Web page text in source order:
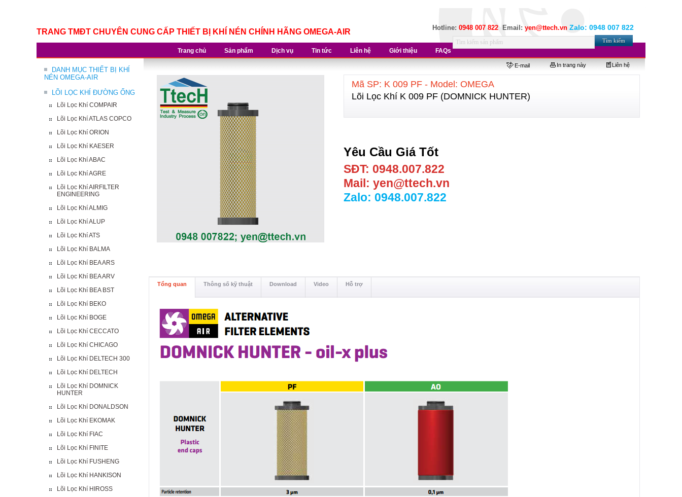
Hotline: 0948 007 822 Email: yen@ttech.vn Zalo: 0948 007 822
TRANG TMĐT CHUYÊN CUNG CẤP THIẾT BỊ KHÍ NÉN CHÍNH HÃNG OMEGA-AIR
Trang chủ Sản phẩm Dịch vụ Tin tức Liên hệ Giới thiệu FAQs
DANH MỤC THIẾT BỊ KHÍ
NÉN OMEGA-AIR
LÕI LỌC KHÍ ĐƯỜNG ỐNG
Lõi Lọc Khí COMPAIR
Lõi Lọc Khí ATLAS COPCO
Lõi Lọc Khí ORION
Lõi Lọc Khí KAESER
Lõi Lọc Khí ABAC
Lõi Lọc Khí AGRE
Lõi Lọc Khí AIRFILTER
ENGINEERING
Lõi Lọc Khí ALMIG
Lõi Lọc Khí ALUP
Lõi Lọc Khí ATS
Lõi Lọc Khí BALMA
Lõi Lọc Khí BEA ARS
Lõi Lọc Khí BEA ARV
Lõi Lọc Khí BEA BST
Lõi Lọc Khí BEKO
Lõi Lọc Khí BOGE
Lõi Lọc Khí CECCATO
Lõi Lọc Khí CHICAGO
Lõi Lọc Khí DELTECH 300
Lõi Lọc Khí DELTECH
Lõi Lọc Khí DOMNICK
HUNTER
Lõi Lọc Khí DONALDSON
Lõi Lọc Khí EKOMAK
Lõi Lọc Khí FIAC
Lõi Lọc Khí FINITE
Lõi Lọc Khí FUSHENG
Lõi Lọc Khí HANKISON
Lõi Lọc Khí HIROSS
E-mail In trang này Liên hệ
Mã SP: K 009 PF - Model: OMEGA
Lõi Lọc Khí K 009 PF (DOMNICK HUNTER)
Yêu Cầu Giá Tốt
SĐT: 0948.007.822
Mail: yen@ttech.vn
Zalo: 0948.007.822
Tổng quan Thông số kỹ thuật Download Video Hỗ trợ